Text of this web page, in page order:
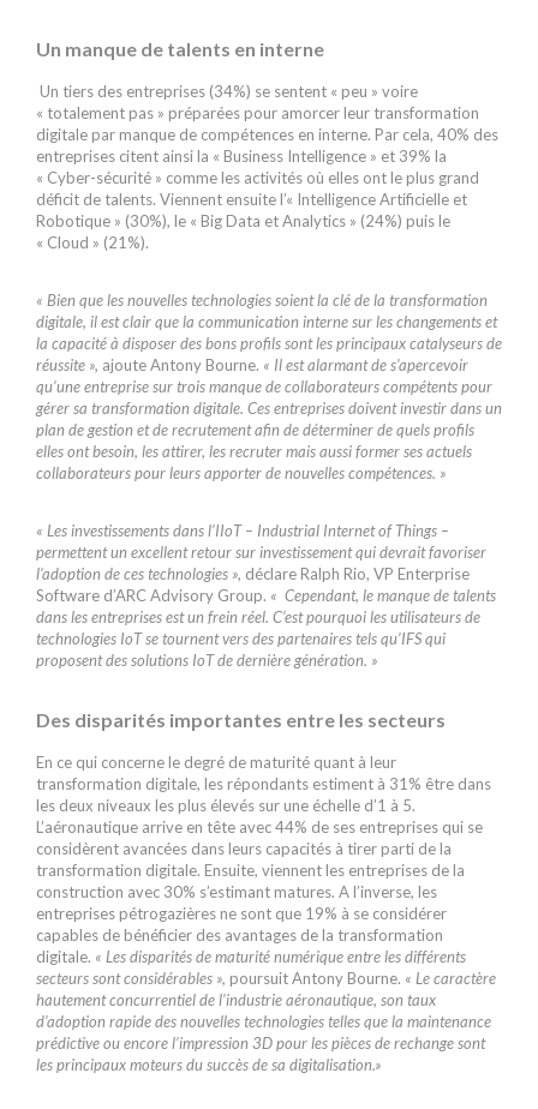
Un manque de talents en interne
Un tiers des entreprises (34%) se sentent « peu » voire
« totalement pas » préparées pour amorcer leur transformation
digitale par manque de compétences en interne. Par cela, 40% des
entreprises citent ainsi la « Business Intelligence » et 39% la
« Cyber-sécurité » comme les activités où elles ont le plus grand
déficit de talents. Viennent ensuite l’« Intelligence Artificielle et
Robotique » (30%), le « Big Data et Analytics » (24%) puis le
« Cloud » (21%).
« Bien que les nouvelles technologies soient la clé de la transformation
digitale, il est clair que la communication interne sur les changements et
la capacité à disposer des bons profils sont les principaux catalyseurs de
réussite », ajoute Antony Bourne. « Il est alarmant de s’apercevoir
qu’une entreprise sur trois manque de collaborateurs compétents pour
gérer sa transformation digitale. Ces entreprises doivent investir dans un
plan de gestion et de recrutement afin de déterminer de quels profils
elles ont besoin, les attirer, les recruter mais aussi former ses actuels
collaborateurs pour leurs apporter de nouvelles compétences. »
« Les investissements dans l’IIoT – Industrial Internet of Things –
permettent un excellent retour sur investissement qui devrait favoriser
l’adoption de ces technologies », déclare Ralph Rio, VP Enterprise
Software d’ARC Advisory Group. « Cependant, le manque de talents
dans les entreprises est un frein réel. C’est pourquoi les utilisateurs de
technologies IoT se tournent vers des partenaires tels qu’IFS qui
proposent des solutions IoT de dernière génération. »
Des disparités importantes entre les secteurs
En ce qui concerne le degré de maturité quant à leur
transformation digitale, les répondants estiment à 31% être dans
les deux niveaux les plus élevés sur une échelle d’1 à 5.
L’aéronautique arrive en tête avec 44% de ses entreprises qui se
considèrent avancées dans leurs capacités à tirer parti de la
transformation digitale. Ensuite, viennent les entreprises de la
construction avec 30% s’estimant matures. A l’inverse, les
entreprises pétrogazières ne sont que 19% à se considérer
capables de bénéficier des avantages de la transformation
digitale. « Les disparités de maturité numérique entre les différents
secteurs sont considérables », poursuit Antony Bourne. « Le caractère
hautement concurrentiel de l’industrie aéronautique, son taux
d’adoption rapide des nouvelles technologies telles que la maintenance
prédictive ou encore l’impression 3D pour les pièces de rechange sont
les principaux moteurs du succès de sa digitalisation.»